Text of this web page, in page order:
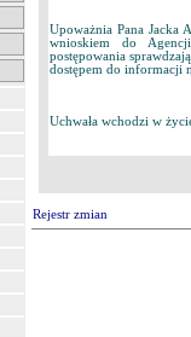
Upoważnia Pana Jacka
wnioskiem do Agencji
postępowania
dostępem do informacji
Uchwała wchodzi w
Rejestr zmian